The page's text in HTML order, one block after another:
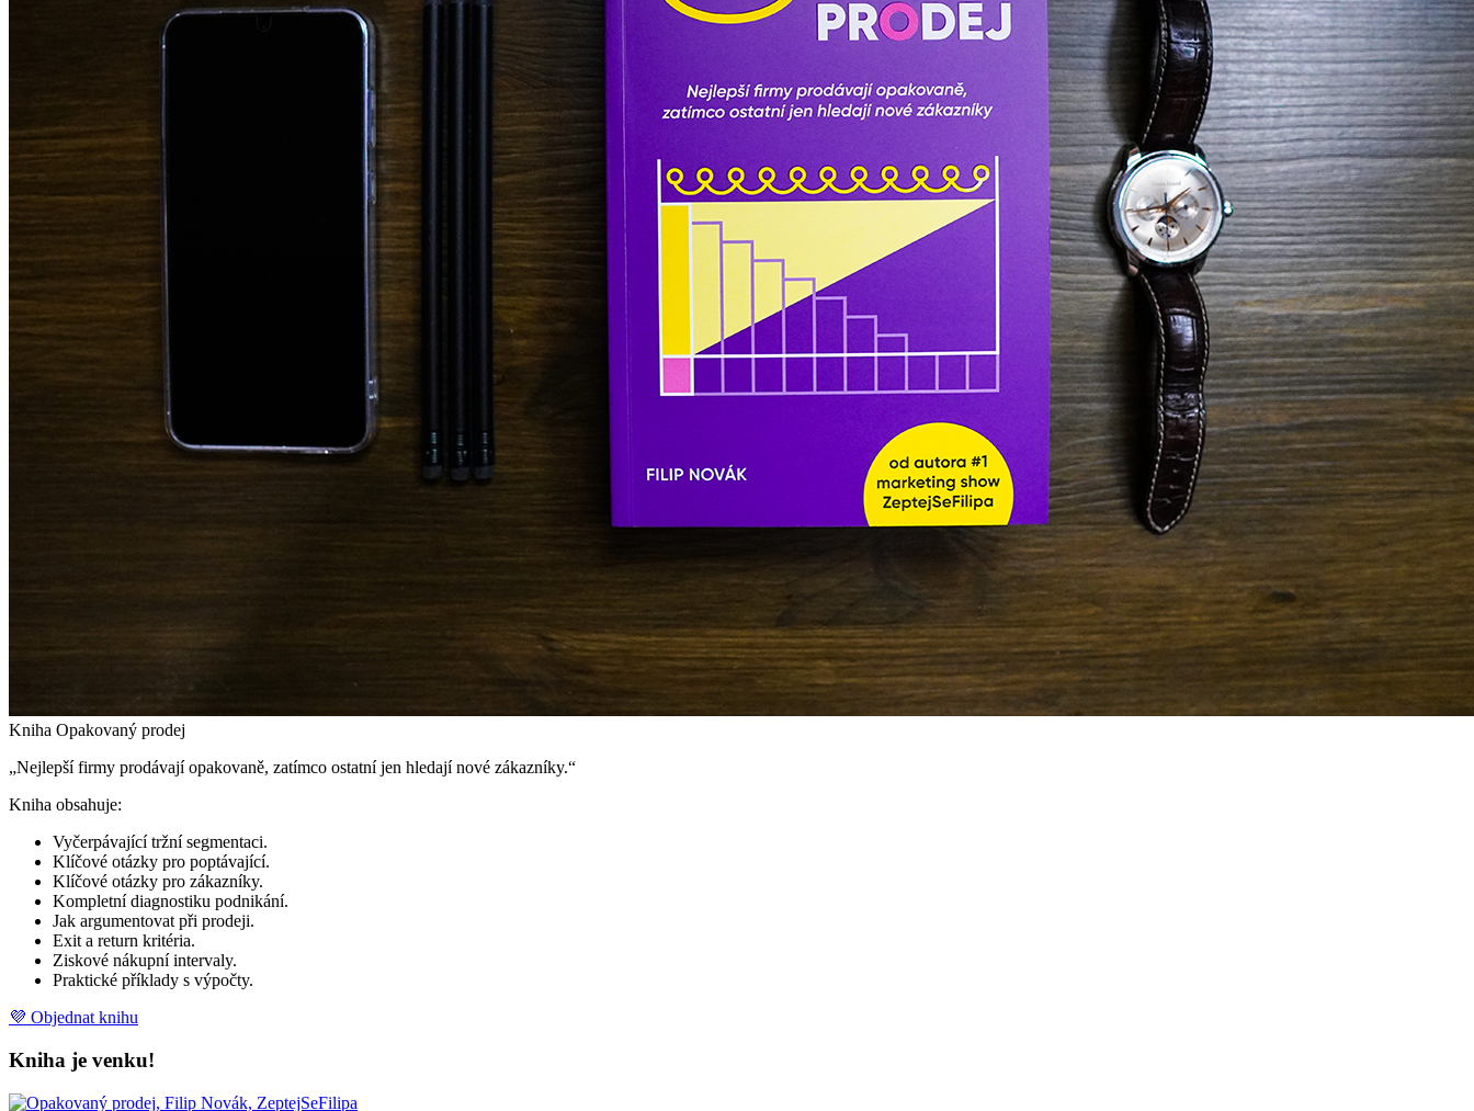
Kniha Opakovaný prodej
„Nejlepší firmy prodávají opakovaně, zatímco ostatní jen hledají nové zákazníky.“
Kniha obsahuje:
Vyčerpávající tržní segmentaci.
Klíčové otázky pro poptávající.
Klíčové otázky pro zákazníky.
Kompletní diagnostiku podnikání.
Jak argumentovat při prodeji.
Exit a return kritéria.
Ziskové nákupní intervaly.
Praktické příklady s výpočty.
💜 Objednat knihu
Kniha je venku!